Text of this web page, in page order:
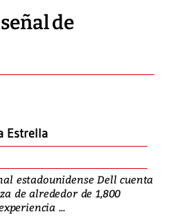
de
Estrella
estadounidense Dell cuenta
de alrededor de 1,800
...